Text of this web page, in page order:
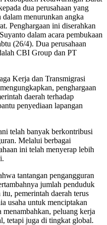
dua perusahaan yang
menurunkan angka
Penghargaan ini diserahkan
dalam acara pembukaan
(26/4). Dua perusahaan
CBI Group dan PT
Kerja dan Transmigrasi
penghargaan
daerah terhadap
penyediaan lapangan
telah banyak berkontribusi
Melalui berbagai
ini telah menyerap lebih
tantangan pengangguran
jumlah penduduk
pemerintah daerah terus
usaha untuk menciptakan
peluang kerja
tetapi juga di tingkat global.